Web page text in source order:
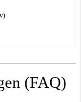
(FAQ)